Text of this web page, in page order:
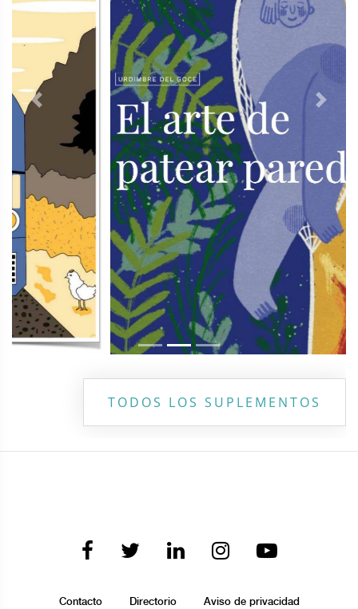
Previous Next
TODOS LOS SUPLEMENTOS
Contacto Directorio Aviso de privacidad